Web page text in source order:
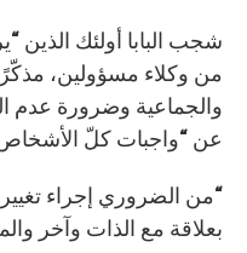
شجب البابا أولئك الذين
من وكلاء مسؤولين،
والجماعية وضرورة عدم
عن “واجبات كلّ
“من الضروري إجراء
بعلاقة مع الذات وآخر